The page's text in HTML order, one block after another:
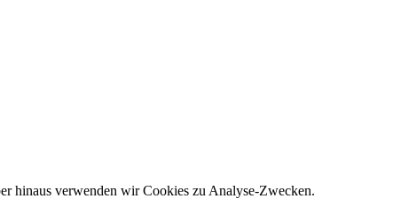
hinaus verwenden wir Cookies zu Analyse-Zwecken.